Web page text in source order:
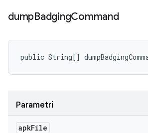
dumpBadgingCommand
public String[]
Parametri
apkFile